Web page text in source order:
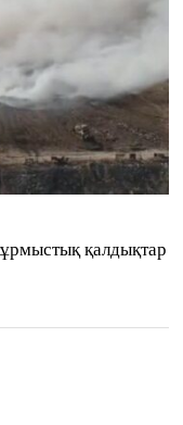
қалдықтар